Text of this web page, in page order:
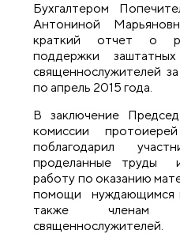
Бухгалтером
Антониной
краткий отчет о
поддержки
священнослужителей
по апрель 2015 года.
В заключение
комиссии
поблагодарил
проделанные труды
работу по оказанию
помощи нуждающимся
также членам
священнослужителей.